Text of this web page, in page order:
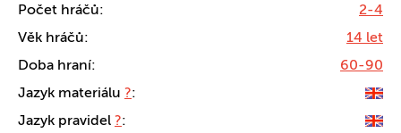
Počet hráčů:
2-4
Věk hráčů:
14 let
Doba hraní:
60-90
Jazyk materiálu ?:
Jazyk pravidel ?: